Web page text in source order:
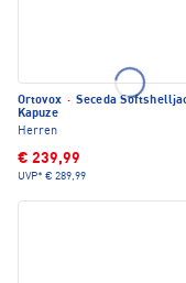
Ortovox · Seceda
Kapuze
Herren
€ 239,99
UVP* € 289,99